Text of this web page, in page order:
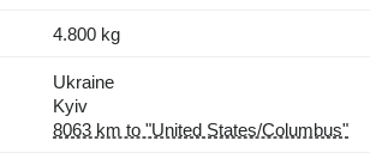
4.800 kg
Ukraine
Kyiv
8063 km to "United States/Columbus"